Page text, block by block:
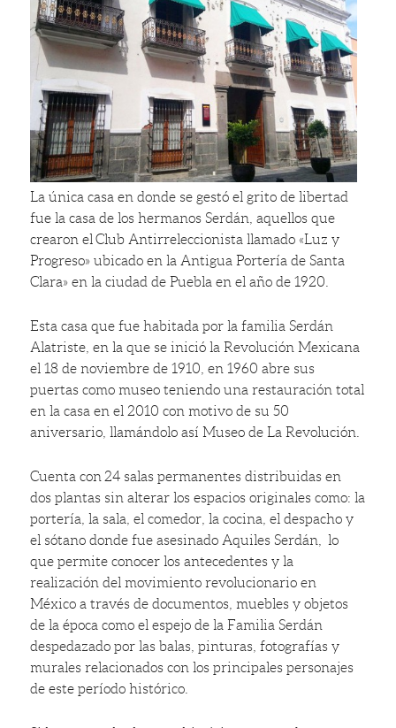
La única casa en donde se gestó el grito de libertad
fue la casa de los hermanos Serdán, aquellos que
crearon el Club Antirreleccionista llamado «Luz y
Progreso» ubicado en la Antigua Portería de Santa
Clara» en la ciudad de Puebla en el año de 1920.
Esta casa que fue habitada por la familia Serdán
Alatriste, en la que se inició la Revolución Mexicana
el 18 de noviembre de 1910, en 1960 abre sus
puertas como museo teniendo una restauración total
en la casa en el 2010 con motivo de su 50
aniversario, llamándolo así Museo de La Revolución.
Cuenta con 24 salas permanentes distribuidas en
dos plantas sin alterar los espacios originales como: la
portería, la sala, el comedor, la cocina, el despacho y
el sótano donde fue asesinado Aquiles Serdán, lo
que permite conocer los antecedentes y la
realización del movimiento revolucionario en
México a través de documentos, muebles y objetos
de la época como el espejo de la Familia Serdán
despedazado por las balas, pinturas, fotografías y
murales relacionados con los principales personajes
de este período histórico.